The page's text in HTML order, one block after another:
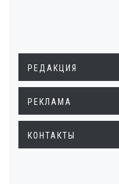
РЕДАКЦИЯ
РЕКЛАМА
КОНТАКТЫ